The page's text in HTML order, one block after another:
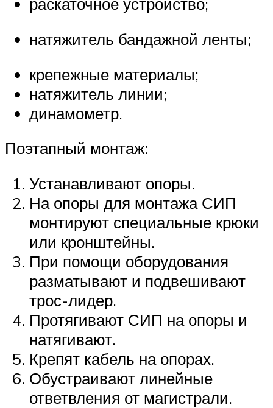
натяжитель бандажной ленты;
крепежные материалы;
натяжитель линии;
динамометр.
Поэтапный монтаж:
Устанавливают опоры.
На опоры для монтажа СИП
монтируют специальные крюки
или кронштейны.
При помощи оборудования
разматывают и подвешивают
трос-лидер.
Протягивают СИП на опоры и
натягивают.
Крепят кабель на опорах.
Обустраивают линейные
ответвления от магистрали.